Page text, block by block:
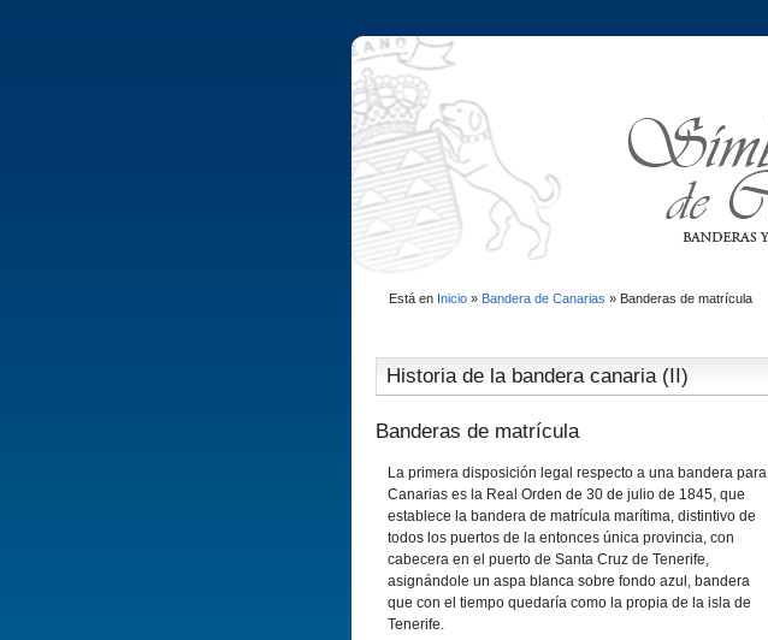
Está en Inicio» Bandera de Canarias » Banderas de matrí­cula
Historia de la bandera canaria (II)
Banderas de matrí­cula
La primera disposición legal respecto a una bandera para
Canarias es la Real Orden de 30 de julio de 1845, que
establece la bandera de matrí­cula marí­tima, distintivo de
todos los puertos de la entonces única provincia, con
cabecera en el puerto de Santa Cruz de Tenerife,
asignándole un aspa blanca sobre fondo azul, bandera
que con el tiempo quedarí­a como la propia de la isla de
Tenerife.